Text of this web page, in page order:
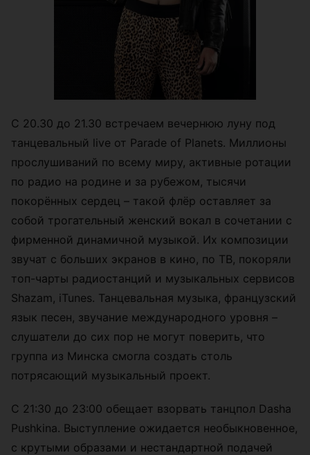
С 20.30 до 21.30 встречаем вечернюю луну под
танцевальный live от Parade of Planets. Миллионы
прослушиваний по всему миру, активные ротации
по радио на родине и за рубежом, тысячи
покорённых сердец – такой флёр оставляет за
собой трогательный женский вокал в сочетании с
фирменной динамичной музыкой. Их композиции
звучат с больших экранов в кино, по ТВ, покоряли
топ-чарты радиостанций и музыкальных сервисов
Shazam, iTunes. Танцевальная музыка, французский
язык песен, звучание международного уровня –
слушатели до сих пор не могут поверить, что
группа из Минска смогла создать столь
потрясающий музыкальный проект.
С 21:30 до 23:00 обещает взорвать танцпол Dasha
Pushkina. Выступление ожидается необыкновенное,
с крутыми образами и нестандартной подачей